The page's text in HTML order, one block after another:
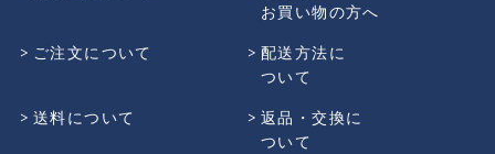
お買い物の方へ
ご注文について
配送方法に
ついて
送料について
返品・交換に
ついて